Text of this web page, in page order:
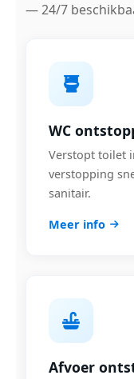
— 24/7
WC
Verstopt toilet
verstopping
sanitair.
Meer info
Afvoer